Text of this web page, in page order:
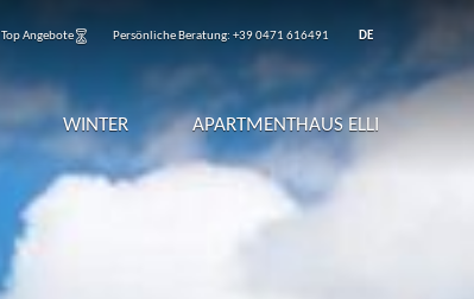
Top Angebote Persönliche Beratung: +39 0471 616491 DE
WINTER APARTMENTHAUS ELLI